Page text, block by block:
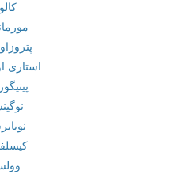
استاری